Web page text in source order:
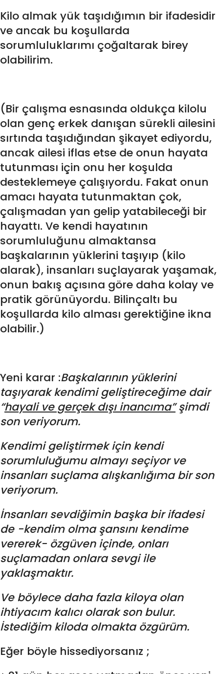
Kilo almak yük taşıdığımın bir ifadesidir
ve ancak bu koşullarda
sorumluluklarımı çoğaltarak birey
olabilirim.
(Bir çalışma esnasında oldukça kilolu
olan genç erkek danışan sürekli ailesini
sırtında taşıdığından şikayet ediyordu,
ancak ailesi iflas etse de onun hayata
tutunması için onu her koşulda
desteklemeye çalışıyordu. Fakat onun
amacı hayata tutunmaktan çok,
çalışmadan yan gelip yatabileceği bir
hayattı. Ve kendi hayatının
sorumluluğunu almaktansa
başkalarının yüklerini taşıyıp (kilo
alarak), insanları suçlayarak yaşamak,
onun bakış açısına göre daha kolay ve
pratik görünüyordu. Bilinçaltı bu
koşullarda kilo alması gerektiğine ikna
olabilir.)
Yeni karar :Başkalarının yüklerini
taşıyarak kendimi geliştireceğime dair
“hayali ve gerçek dışı inancıma”şimdi
son veriyorum.
Kendimi geliştirmek için kendi
sorumluluğumu almayı seçiyor ve
insanları suçlama alışkanlığıma bir son
veriyorum.
İnsanları sevdiğimin başka bir ifadesi
de -kendim olma şansını kendime
vererek- özgüven içinde, onları
suçlamadan onlara sevgi ile
yaklaşmaktır.
Ve böylece daha fazla kiloya olan
ihtiyacım kalıcı olarak son bulur.
İstediğim kiloda olmakta özgürüm.
Eğer böyle hissediyorsanız ;